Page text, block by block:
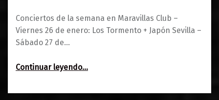
Conciertos de la semana en Maravillas Club –
Viernes 26 de enero: Los Tormento + Japón Sevilla –
Sábado 27 de…
Continuar leyendo“Amyjo Doh & The Spangles, Los Tormento y más”
…